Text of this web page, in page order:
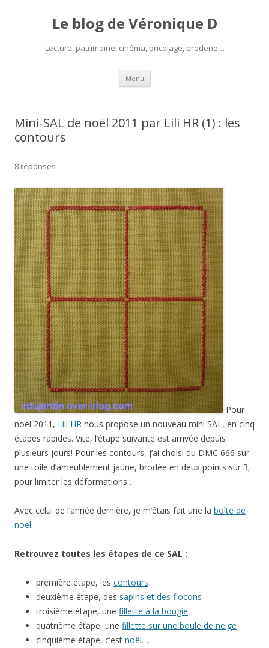
Le blog de Véronique D
Lecture, patrimoine, cinéma, bricolage, broderie…
Menu Aller
contenu
Mini-SAL de noël 2011 par Lili HR (1) : les
contours
8 réponses
Pour
noël 2011, Lili HR nous propose un nouveau mini SAL, en cinq
étapes rapides. Vite, l’étape suivante est arrivée depuis
plusieurs jours! Pour les contours, j’ai choisi du DMC 666 sur
une toile d’ameublement jaune, brodée en deux points sur 3,
pour limiter les déformations…
Avec celui de l’année dernière, je m’étais fait une la boîte de
noël.
Retrouvez toutes les étapes de ce SAL :
première étape, les contours
deuxième étape, des sapins et des flocons
troisième étape, une fillette à la bougie
quatrième étape, une fillette sur une boule de neige
cinquième étape, c’est noël…